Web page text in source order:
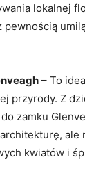
lokalnej
– To
przyrody. Z
zamku
ale
kwiatów i